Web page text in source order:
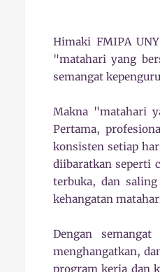
Himaki FMIPA
"matahari yang
semangat
Makna "matahari
Pertama,
konsisten setiap
diibaratkan seperti
terbuka, dan
kehangatan
Dengan
menghangatkan,
program kerja dan